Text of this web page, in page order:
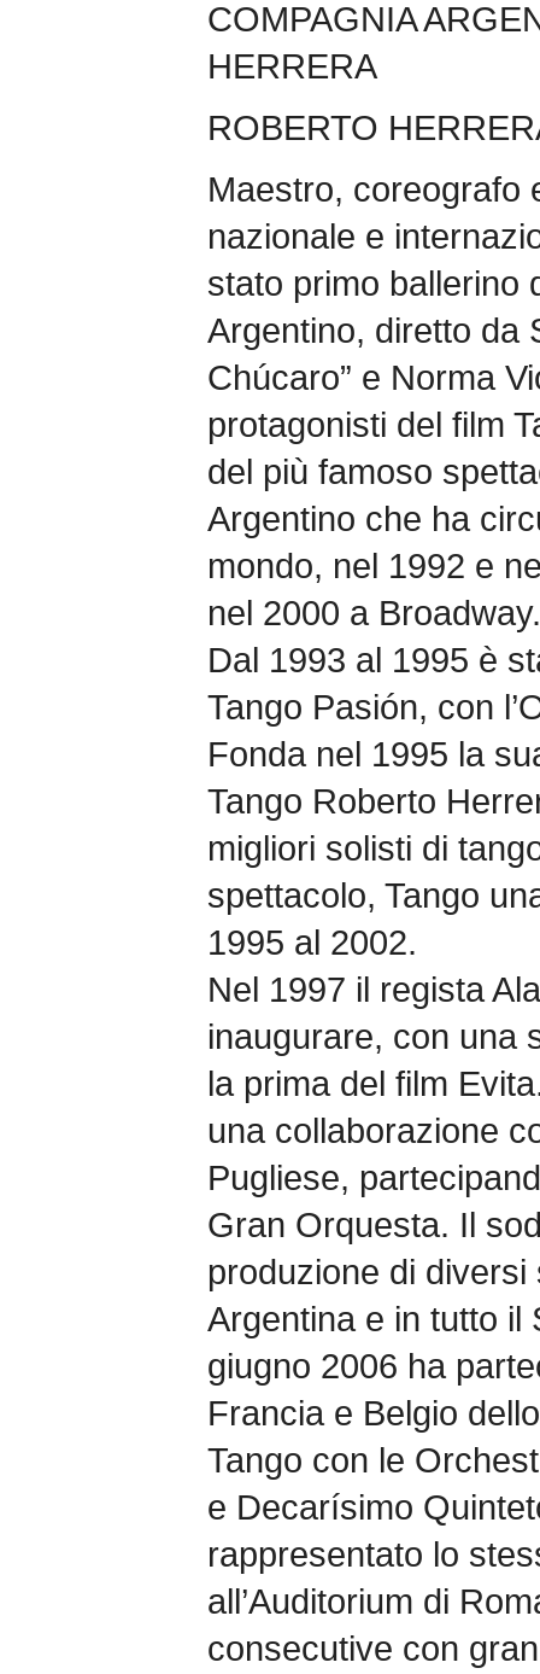
COMPAGNIA
HERRERA
ROBERTO
Maestro, coreografo
nazionale e
stato primo ballerino
Argentino, diretto da
Chúcaro” e Norma
protagonisti del film
del più famoso
Argentino che ha
mondo, nel 1992 e
nel 2000 a Broadway.
Dal 1993 al 1995 è
Tango Pasión, con
Fonda nel 1995 la
Tango Roberto
migliori solisti di
spettacolo, Tango
1995 al 2002.
Nel 1997 il regista
inaugurare, con una
la prima del film
una collaborazione
Pugliese,
Gran Orquesta. Il
produzione di
Argentina e in tutto il
giugno 2006 ha
Francia e Belgio
Tango con le
e Decarísimo
rappresentato lo
all’Auditorium di
consecutive con